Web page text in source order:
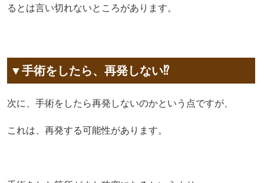
るとは言い切れないところがあります。
▼手術をしたら、再発しない⁉︎
次に、手術をしたら再発しないのかという点ですが、
これは、再発する可能性があります。